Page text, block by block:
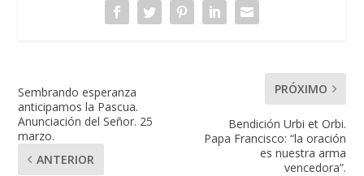
Sembrando esperanza
anticipamos la Pascua.
Anunciación del Señor. 25
marzo.
ANTERIOR
PRÓXIMO
Bendición Urbi et Orbi.
Papa Francisco: “la oración
es nuestra arma
vencedora”.